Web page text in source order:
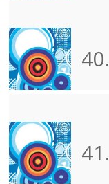
40.
41.